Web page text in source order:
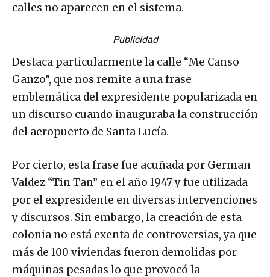
calles no aparecen en el sistema.
Publicidad
Destaca particularmente la calle “Me Canso
Ganzo”, que nos remite a una frase
emblemática del expresidente popularizada en
un discurso cuando inauguraba la construcción
del aeropuerto de Santa Lucía.
Por cierto, esta frase fue acuñada por German
Valdez “Tin Tan” en el año 1947 y fue utilizada
por el expresidente en diversas intervenciones
y discursos. Sin embargo, la creación de esta
colonia no está exenta de controversias, ya que
más de 100 viviendas fueron demolidas por
máquinas pesadas lo que provocó la